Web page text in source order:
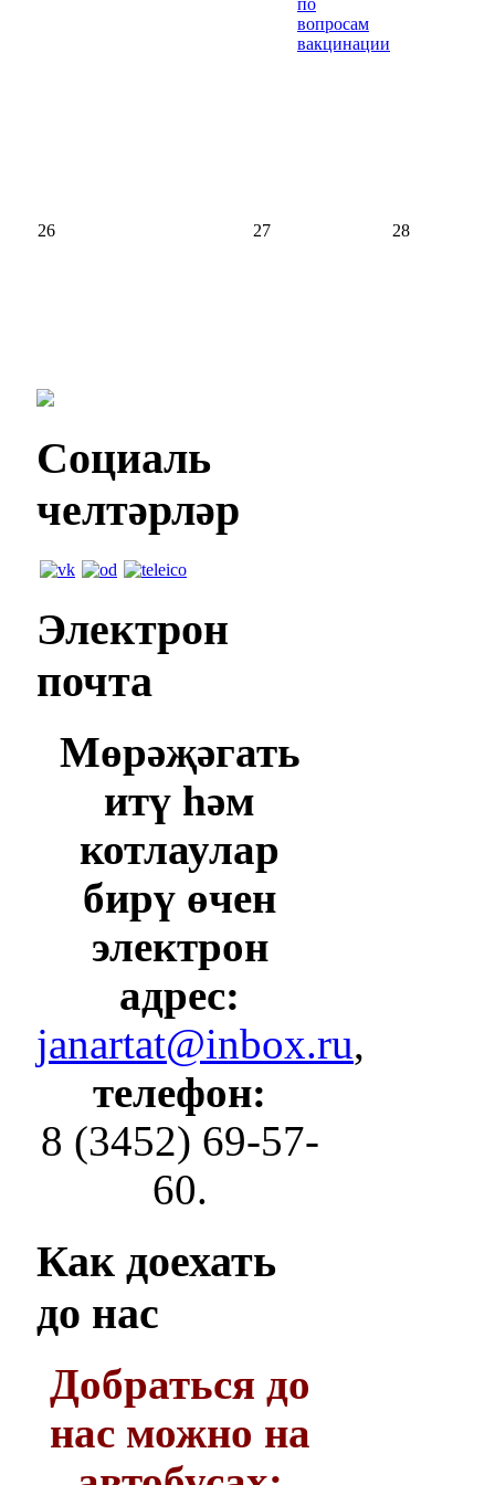
по
вопросам
вакцинации
26 27 28
Социаль
челтәрләр
Электрон
почта
Мөрәҗәгать
итү һәм
котлаулар
бирү өчен
электрон
адрес:
janartat@inbox.ru,
телефон:
8 (3452) 69-57-
60.
Как доехать
до нас
Добраться до
нас можно на